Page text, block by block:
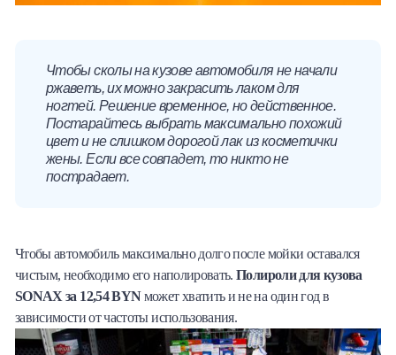
Чтобы сколы на кузове автомобиля не начали
ржаветь, их можно закрасить лаком для
ногтей. Решение временное, но действенное.
Постарайтесь выбрать максимально похожий
цвет и не слишком дорогой лак из косметички
жены. Если все совпадет, то никто не
пострадает.
Чтобы автомобиль максимально долго после мойки оставался
чистым, необходимо его наполировать.Полироли для кузова
SONAX за 12,54 BYNможет хватить и не на один год в
зависимости от частоты использования.